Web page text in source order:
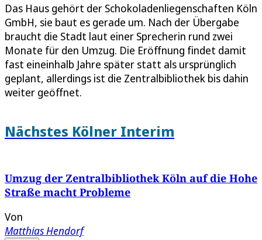
Das Haus gehört der Schokoladenliegenschaften Köln
GmbH, sie baut es gerade um. Nach der Übergabe
braucht die Stadt laut einer Sprecherin rund zwei
Monate für den Umzug. Die Eröffnung findet damit
fast eineinhalb Jahre später statt als ursprünglich
geplant, allerdings ist die Zentralbibliothek bis dahin
weiter geöffnet.
Nächstes Kölner Interim
Umzug der Zentralbibliothek Köln auf die Hohe
Straße macht Probleme
Von
Matthias Hendorf